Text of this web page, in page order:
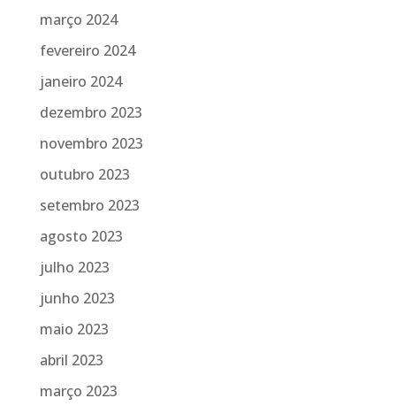
março 2024
fevereiro 2024
janeiro 2024
dezembro 2023
novembro 2023
outubro 2023
setembro 2023
agosto 2023
julho 2023
junho 2023
maio 2023
abril 2023
março 2023